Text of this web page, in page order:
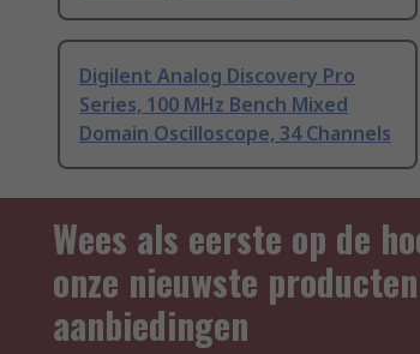
Digilent Analog Discovery Pro
Series, 100 MHz Bench Mixed
Domain Oscilloscope, 34 Channels
Wees als eerste op de
onze nieuwste
aanbiedingen